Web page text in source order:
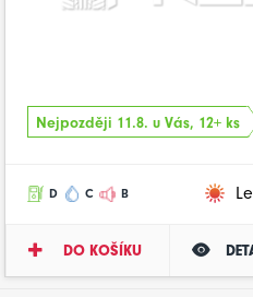
Nejpozději 11.8. u Vás, 12+ ks
D C B
DO KOŠÍKU